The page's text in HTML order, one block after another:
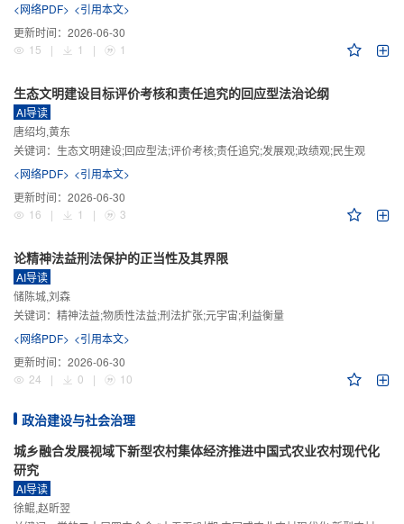
<网络PDF> <引用本文>
更新时间： 2026-06-30
15
| 1 | 1
生态文明建设目标评价考核和责任追究的回应型法治论纲
AI导读
唐绍均,黄东
关键词： 生态文明建设;回应型法;评价考核;责任追究;发展观;政绩观;民生观
<网络PDF> <引用本文>
更新时间： 2026-06-30
16
| 1 | 3
论精神法益刑法保护的正当性及其界限
AI导读
储陈城,刘森
关键词： 精神法益;物质性法益;刑法扩张;元宇宙;利益衡量
<网络PDF> <引用本文>
更新时间： 2026-06-30
24
| 0 | 10
政治建设与社会治理
城乡融合发展视域下新型农村集体经济推进中国式农业农村现代化
研究
AI导读
徐鲲,赵昕翌